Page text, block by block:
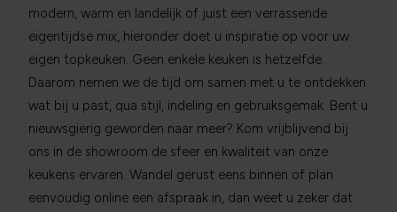
modern, warm en landelijk of juist een verrassende
eigentijdse mix, hieronder doet u inspiratie op voor uw
eigen topkeuken. Geen enkele keuken is hetzelfde.
Daarom nemen we de tijd om samen met u te ontdekken
wat bij u past, qua stijl, indeling en gebruiksgemak. Bent u
nieuwsgierig geworden naar meer? Kom vrijblijvend bij
ons in de showroom de sfeer en kwaliteit van onze
keukens ervaren. Wandel gerust eens binnen of plan
eenvoudig online een afspraak in, dan weet u zeker dat